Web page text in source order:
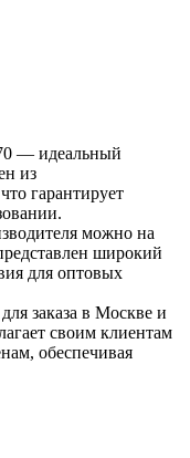
— идеальный
из
гарантирует
можно на
широкий
для оптовых
заказа в Москве и
своим клиентам
обеспечивая